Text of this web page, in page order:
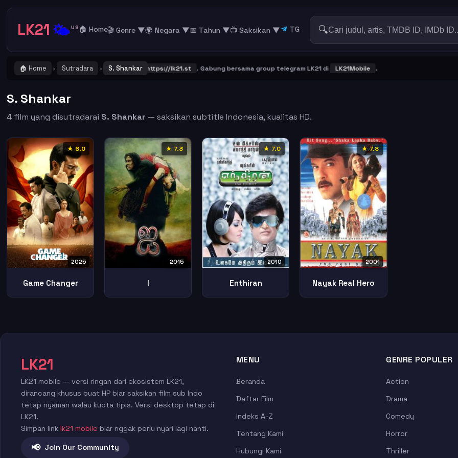
LK21🌤️US 🏠 Home🎬 Genre ▼🌍 Negara ▼📅 Tahun ▼📺 Saksikan ▼ TG 🔍
🏠 Home › Sutradara › S. Shankar
! Catat dan Bookmark alamat URL LK21 https://lk21.st . Gabung bersama group telegram LK21 di LK21Mobile .
S. Shankar
4 film yang disutradarai S. Shankar — saksikan subtitle Indonesia, kualitas HD.
★ 6.0
2025
Game Changer
★ 7.3
2015
I
★ 7.0
2010
Enthiran
★ 7.8
2001
Nayak Real Hero
LK21
LK21 mobile — versi ringan dari ekosistem LK21,
dirancang khusus buat HP biar saksikan film sub Indo
tetap nyaman walau kuota tipis. Versi desktop tetap di
LK21.
Simpan link lk21 mobile biar nggak perlu nyari lagi nanti.
📢 Join Our Community
MENU
Beranda
Daftar Film
Indeks A-Z
Tentang Kami
Hubungi Kami
GENRE POPULER
Action
Drama
Comedy
Horror
Thriller